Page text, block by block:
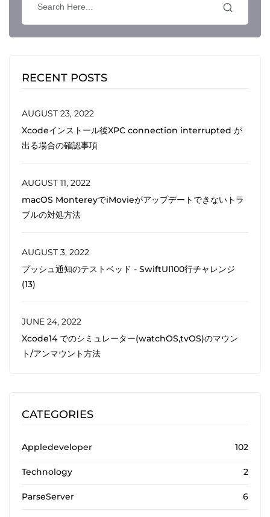
RECENT POSTS
AUGUST 23, 2022
Xcodeインストール後XPC connection interrupted が
出る場合の確認事項
AUGUST 11, 2022
macOS MontereyでiMovieがアップデートできないトラ
ブルの対処方法
AUGUST 3, 2022
プッシュ通知のテストベッド - SwiftUI100行チャレンジ
(13)
JUNE 24, 2022
Xcode14 でのシミュレーター(watchOS,tvOS)のマウン
ト/アンマウント方法
CATEGORIES
Appledeveloper 102
Technology 2
ParseServer 6